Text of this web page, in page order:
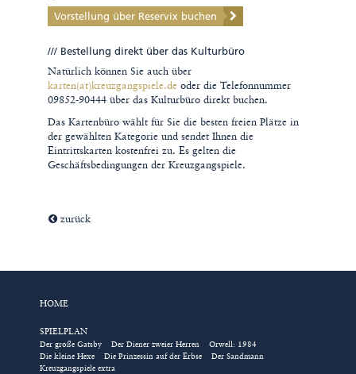
Oliver Wnuk denkt laut und liest was vor
August 2026
Mo Di Mi Do Fr Sa So
5 6 7 9
10 11 12 13 14 15
Vorstellung über Reservix buchen
/// Bestellung direkt über das Kulturbüro
Natürlich können Sie auch über
karten(at)kreuzgangspiele.deoder die Telefonnummer
09852-90444 über das Kulturbüro direkt buchen.
Das Kartenbüro wählt für Sie die besten freien Plätze in
der gewählten Kategorie und sendet Ihnen die
Eintrittskarten kostenfrei zu. Es gelten die
Geschäftsbedingungen der Kreuzgangspiele.
zurück
HOME
SPIELPLAN
Der große Gatsby Der Diener zweier Herren
Orwell: 1984
Die kleine Hexe
Die Prinzessin auf der Erbse
Der Sandmann
Kreuzgangspiele extra